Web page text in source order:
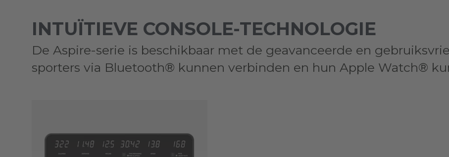
INTUÏTIEVE CONSOLE-TECHNOLOGIE
De Aspire-serie is beschikbaar met de geavanceerde en
sporters via Bluetooth® kunnen verbinden en hun Apple Watch®